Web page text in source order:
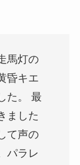
馬灯の
昏キエ
た。 最
ました
て声の
パラレ